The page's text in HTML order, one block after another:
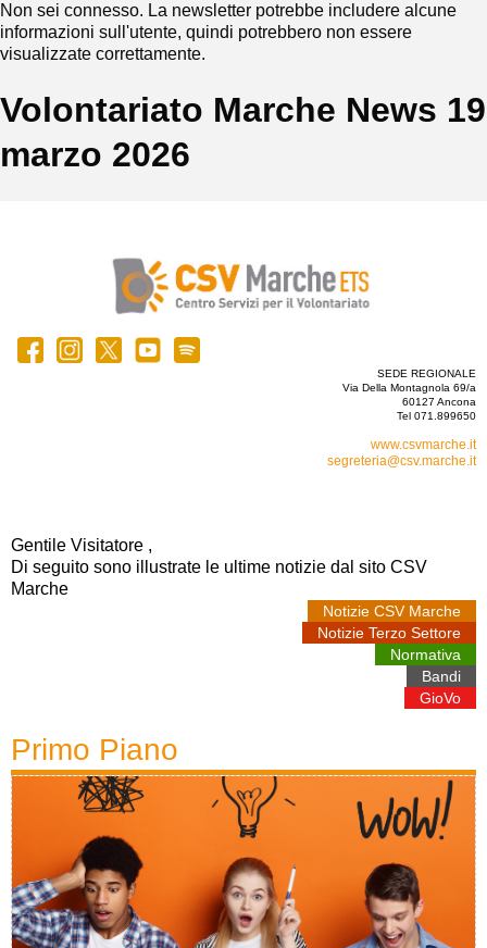
Non sei connesso. La newsletter potrebbe includere alcune
informazioni sull'utente, quindi potrebbero non essere
visualizzate correttamente.
Volontariato Marche News 19
marzo 2026
SEDE REGIONALE
Via Della Montagnola 69/a
60127 Ancona
Tel 071.899650
www.csvmarche.it
segreteria@csv.marche.it
Gentile Visitatore ‍,
Di seguito sono illustrate le ultime notizie dal sito CSV
Marche
Notizie CSV Marche
Notizie Terzo Settore
Normativa
Bandi
GioVo
Primo Piano‍